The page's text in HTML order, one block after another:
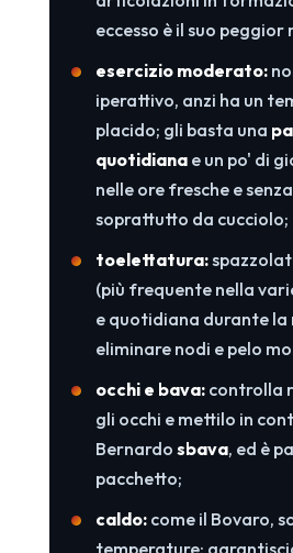
eccesso è il suo peggior
esercizio moderato:
iperattivo, anzi ha un
placido; gli basta una
quotidianae un po' di
nelle ore fresche e
soprattutto da cucciolo;
toelettatura:
(più frequente nella
e quotidiana durante la
eliminare nodi e pelo
occhi e bava:controlla
gli occhi e mettilo in
Bernardo sbava, ed è
pacchetto;
caldo:come il Bovaro,
temperature;